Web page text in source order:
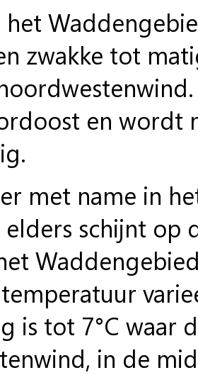
het
zwakke tot
en wordt
met name in
elders schijnt op
is tot 7°C waar
in de